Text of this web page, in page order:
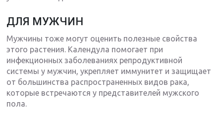
ДЛЯ МУЖЧИН
Мужчины тоже могут оценить полезные свойства
этого растения. Календула помогает при
инфекционных заболеваниях репродуктивной
системы у мужчин, укрепляет иммунитет и защищает
от большинства распространенных видов рака,
которые встречаются у представителей мужского
пола.